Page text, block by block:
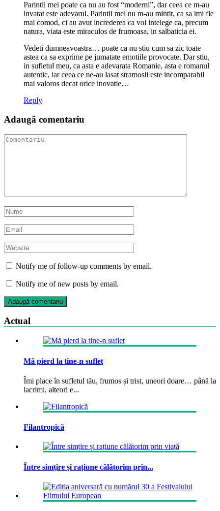
Parintii mei poate ca nu au fost “moderni”, dar ceea ce m-au
invatat este adevarul. Parintii mei nu m-au mintit, ca sa imi fie
mai comod, ci au avut increderea ca voi intelege ca, precum
natura, viata este miraculos de frumoasa, in salbaticia ei.
Vedeti dumneavoastra… poate ca nu stiu cum sa zic toate
astea ca sa exprime pe jumatate emotiile provocate. Dar stiu,
in sufletul meu, ca asta e adevarata Romanie, asta e romanul
autentic, iar ceea ce ne-au lasat stramosii este incomparabil
mai valoros decat orice inovatie…
Reply
Adaugă comentariu
Notify me of follow-up comments by email.
Notify me of new posts by email.
Actual
Mă pierd la tine-n suflet
Îmi place în sufletul tău, frumos și trist, uneori doare… până la
lacrimi, alteori e...
Filantropică
Între simțire și rațiune călătorim prin...